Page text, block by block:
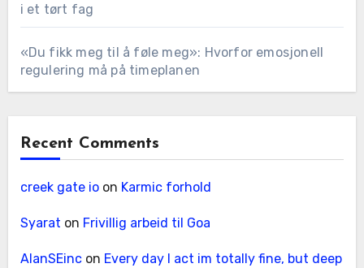
i et tørt fag
«Du fikk meg til å føle meg»: Hvorfor emosjonell
regulering må på timeplanen
Recent Comments
creek gate ioon Karmic forhold
Syarat on Frivillig arbeid til Goa
AlanSEincon Every day I act im totally fine, but deep